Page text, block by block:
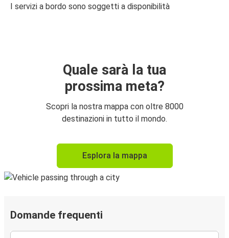
I servizi a bordo sono soggetti a disponibilità
Quale sarà la tua
prossima meta?
Scopri la nostra mappa con oltre 8000
destinazioni in tutto il mondo.
Esplora la mappa
Domande frequenti